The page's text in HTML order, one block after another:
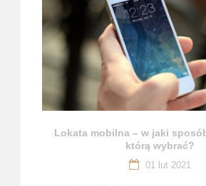
Lokata mobilna – w jaki
którą wybrać?
01 lut 2021